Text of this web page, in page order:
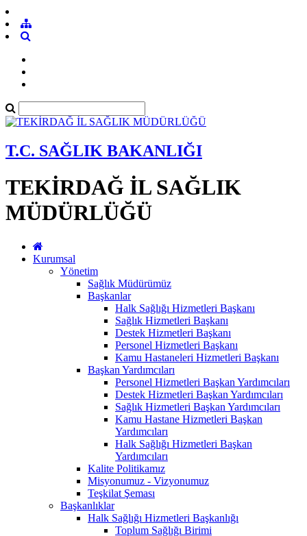
T.C. SAĞLIK BAKANLIĞI
TEKİRDAĞ İL SAĞLIK
MÜDÜRLÜĞÜ
Kurumsal
Yönetim
Sağlık Müdürümüz
Başkanlar
Halk Sağlığı Hizmetleri Başkanı
Sağlık Hizmetleri Başkanı
Destek Hizmetleri Başkanı
Personel Hizmetleri Başkanı
Kamu Hastaneleri Hizmetleri Başkanı
Başkan Yardımcıları
Personel Hizmetleri Başkan Yardımcıları
Destek Hizmetleri Başkan Yardımcıları
Sağlık Hizmetleri Başkan Yardımcıları
Kamu Hastane Hizmetleri Başkan
Yardımcıları
Halk Sağlığı Hizmetleri Başkan
Yardımcıları
Kalite Politikamız
Misyonumuz - Vizyonumuz
Teşkilat Şeması
Başkanlıklar
Halk Sağlığı Hizmetleri Başkanlığı
Toplum Sağlığı Birimi